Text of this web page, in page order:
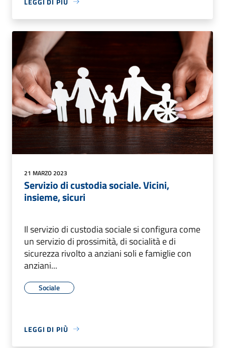
21 MARZO 2023
Servizio di custodia sociale. Vicini,
insieme, sicuri
Il servizio di custodia sociale si configura come
un servizio di prossimità, di socialità e di
sicurezza rivolto a anziani soli e famiglie con
anziani...
Sociale
LEGGI DI PIÙ